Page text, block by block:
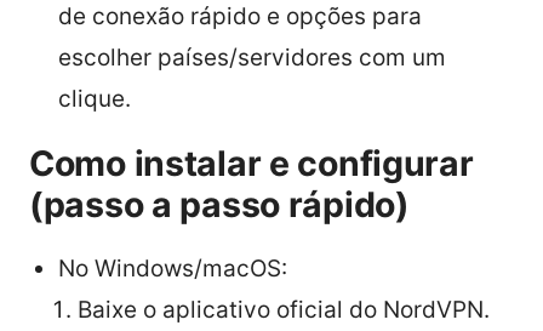
de conexão rápido e opções para
escolher países/servidores com um
clique.
Como instalar e configurar
(passo a passo rápido)
No Windows/macOS:
Baixe o aplicativo oficial do NordVPN.